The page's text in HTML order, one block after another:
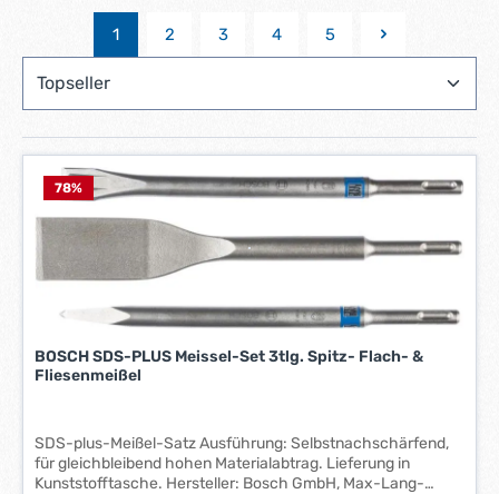
Seite
1
Seite
2
Seite
3
Seite
4
Seite
5
78%
BOSCH SDS-PLUS Meissel-Set 3tlg. Spitz- Flach- &
Fliesenmeißel
SDS-plus-Meißel-Satz Ausführung: Selbstnachschärfend,
für gleichbleibend hohen Materialabtrag. Lieferung in
Kunststofftasche. Hersteller: Bosch GmbH, Max-Lang-